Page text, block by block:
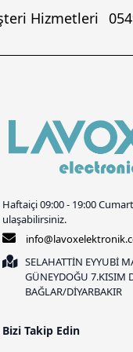
Hizmetleri
Haftaiçi 09:00 - 19:00
ulaşabilirsiniz.
SELAHATTİN EYYUBİ
GÜNEYDOĞU 7.KISIM
BAĞLAR/DİYARBAKIR
Bizi Takip Edin